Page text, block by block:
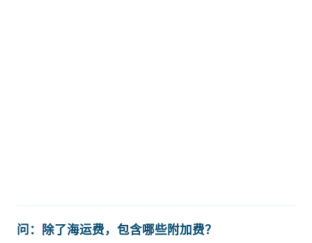
问：除了海运费，包含哪些附加费？